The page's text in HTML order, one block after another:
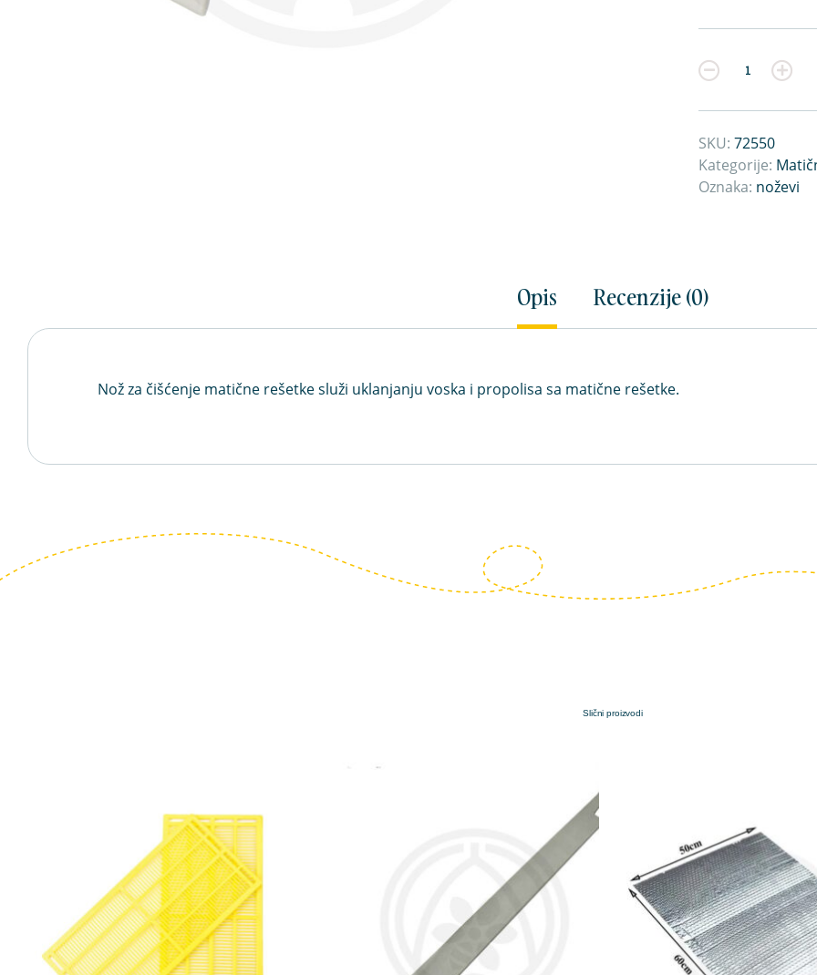
Kvantitet
SKU:72550
Kategorije:
Oznaka: noževi
Opis Recenzije (0)
Nož za čišćenje matične rešetke služi uklanjanju voska i propolisa sa matične rešetke.
Slični proizvodi